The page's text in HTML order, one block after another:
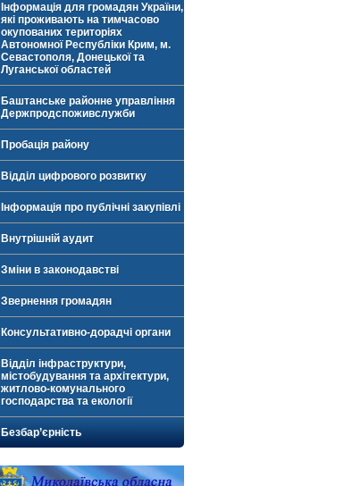
Інформація для громадян України,
які проживають на тимчасово
окупованих територіях
Автономної Республіки Крим, м.
Севастополя, Донецької та
Луганської областей
Баштанське районне управління
Держпродспоживслужби
Пробація району
Відділ цифрового розвитку
Інформація про публічні закупівлі
Внутрішній аудит
Зміни в законодавстві
Звернення громадян
Консультативно-дорадчі органи
Відділ інфраструктури,
містобудування та архітектури,
житлово-комунального
господарства та екології
Безбар’єрність